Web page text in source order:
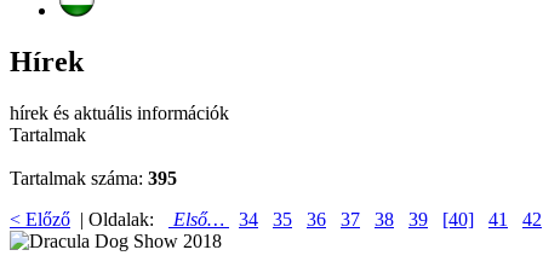
Hírek
hírek és aktuális információk
Tartalmak
Tartalmak száma: 395
< Előző | Oldalak: Első… 34 35 36 37 38 39 [40] 41 42